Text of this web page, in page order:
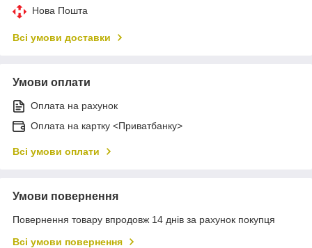
Нова Пошта
Всі умови доставки
Умови оплати
Оплата на рахунок
Оплата на картку <Приватбанку>
Всі умови оплати
Умови повернення
Повернення товару впродовж 14 днів за рахунок покупця
Всі умови повернення